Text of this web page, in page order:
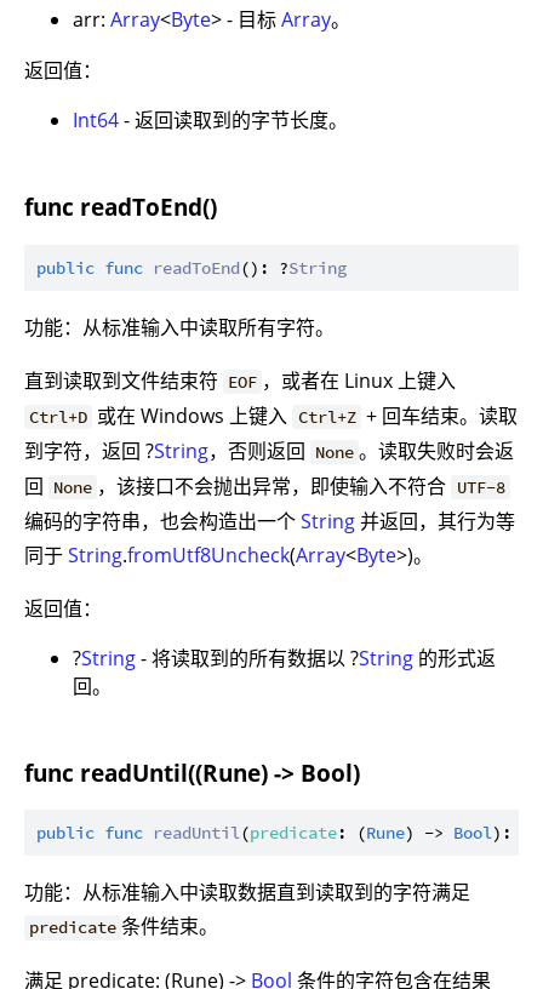
arr: Array<Byte> - 目标Array。
返回值：
Int64- 返回读取到的字节长度。
func readToEnd()
public func readToEnd(): ?String
功能：从标准输入中读取所有字符。
直到读取到文件结束符 EOF ，或者在 Linux 上键入
Ctrl+D 或在 Windows 上键入 Ctrl+Z + 回车结束。读取
到字符，返回 ?String，否则返回 None 。读取失败时会返
回 None ，该接口不会抛出异常，即使输入不符合 UTF-8
编码的字符串，也会构造出一个String并返回，其行为等
同于String.fromUtf8Uncheck(Array<Byte>)。
返回值：
?String- 将读取到的所有数据以 ?String 的形式返
回。
func readUntil((Rune) -> Bool)
public func readUntil(predicate: (Rune) -> Bool): ?
功能：从标准输入中读取数据直到读取到的字符满足
predicate 条件结束。
满足 predicate: (Rune) -> Bool 条件的字符包含在结果